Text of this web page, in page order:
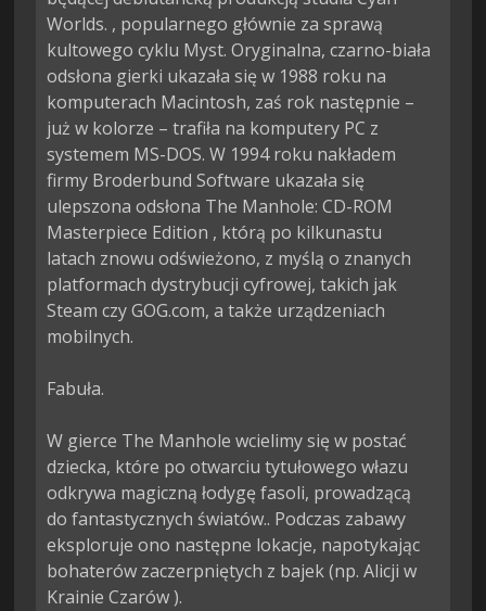
Worlds. , popularnego głównie za sprawą
kultowego cyklu Myst. Oryginalna, czarno-biała
odsłona gierki ukazała się w 1988 roku na
komputerach Macintosh, zaś rok następnie –
już w kolorze – trafiła na komputery PC z
systemem MS-DOS. W 1994 roku nakładem
firmy Broderbund Software ukazała się
ulepszona odsłona The Manhole: CD-ROM
Masterpiece Edition , którą po kilkunastu
latach znowu odświeżono, z myślą o znanych
platformach dystrybucji cyfrowej, takich jak
Steam czy GOG.com, a także urządzeniach
mobilnych.
Fabuła.
W gierce The Manhole wcielimy się w postać
dziecka, które po otwarciu tytułowego włazu
odkrywa magiczną łodygę fasoli, prowadzącą
do fantastycznych światów.. Podczas zabawy
eksploruje ono następne lokacje, napotykając
bohaterów zaczerpniętych z bajek (np. Alicji w
Krainie Czarów ).